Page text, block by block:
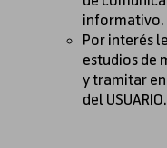
informativo.
Por interés
estudios de
y tramitar
del USUARIO.